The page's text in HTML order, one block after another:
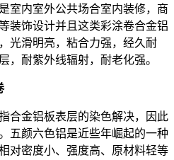
室内室外公共场合室内装修，商
装饰设计并且这类彩涂卷合金铝
光滑明亮，粘合力强，经久耐
，耐紫外线辐射，耐老化强。
合金铝板表层的染色解决，因此
五颜六色铝是近些年崛起的一种
对密度小、强度高、原材料轻等